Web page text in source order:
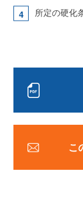
所定の硬化
こ